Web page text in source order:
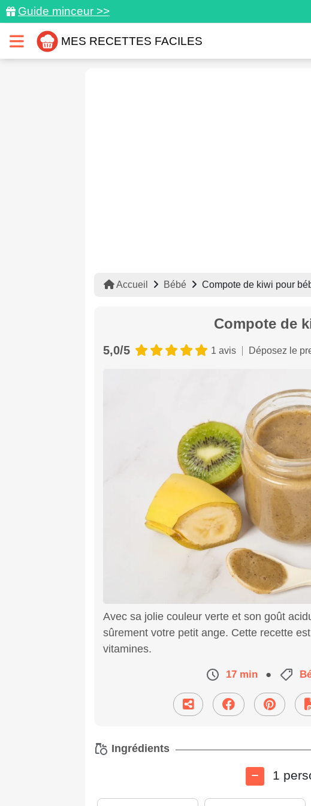
Guide minceur >>
MES RECETTES FACILES
Accueil Bébé Compote de kiwi pour
Compote de
5,0/5 1 avis Déposez le
Avec sa jolie couleur verte et son goût
sûrement votre petit ange. Cette recette
vitamines.
17 min ●
Ingrédients
1